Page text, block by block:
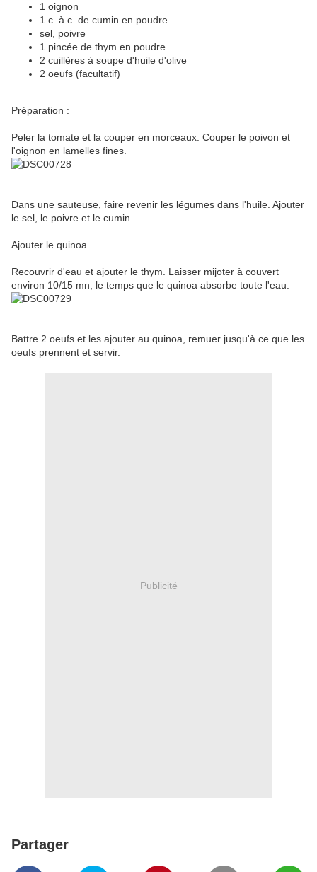
1 oignon
1 c. à c. de cumin en poudre
sel, poivre
1 pincée de thym en poudre
2 cuillères à soupe d'huile d'olive
2 oeufs (facultatif)
Préparation :
Peler la tomate et la couper en morceaux. Couper le poivon et
l'oignon en lamelles fines.
Dans une sauteuse, faire revenir les légumes dans l'huile. Ajouter
le sel, le poivre et le cumin.
Ajouter le quinoa.
Recouvrir d'eau et ajouter le thym. Laisser mijoter à couvert
environ 10/15 mn, le temps que le quinoa absorbe toute l'eau.
Battre 2 oeufs et les ajouter au quinoa, remuer jusqu'à ce que les
oeufs prennent et servir.
Publicité
Partager